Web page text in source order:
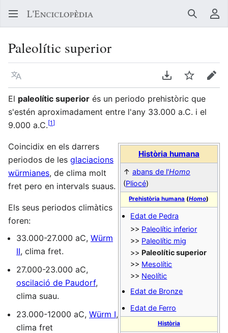
Buscar
Paleolític superior
Llegir en un atre idioma Descarregar en
Vigilar
El paleolític superior és un periodo prehistòric que
s'estén aproximadament entre l'any 33.000 a.C. i el
9.000 a.C.[1]
Història humana
↑ abans de l'Homo
(Pliocé)
Prehistòria humana (Homo)
Edat de Pedra
>> Paleolític inferior
>> Paleolític mig
>> Paleolític superior
>> Mesolític
>> Neolític
Edat de Bronze
Edat de Ferro
Història
Coincidix en els darrers
periodos de les glaciacions
würmianes, de clima molt
fret pero en intervals suaus.
Els seus periodos climàtics
foren:
33.000-27.000 aC, Würm
II, clima fret.
27.000-23.000 aC,
oscilació de Paudorf,
clima suau.
23.000-12000 aC, Würm I,
clima fret